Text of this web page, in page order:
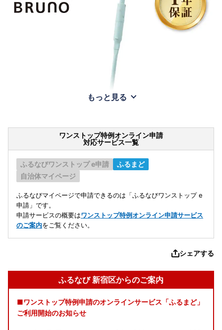
もっと見る
ワンストップ特例オンライン申請
対応サービス一覧
ふるなびワンストップ e申請
ふるまど
自治体マイページ
ふるなびマイページで申請できるのは「ふるなびワンストップ e
申請」です。
申請サービスの概要はワンストップ特例オンライン申請サービス
のご案内をご覧ください。
シェアする
ふるなび 新宿区からのご案内
■ワンストップ特例申請のオンラインサービス「ふるまど」
ご利用開始のお知らせ